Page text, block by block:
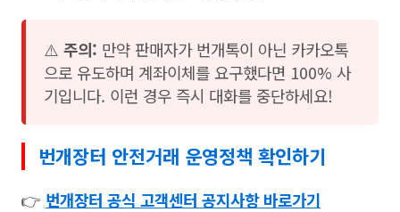
⚠️ 주의: 만약 판매자가 번개톡이 아닌 카카오톡
으로 유도하며 계좌이체를 요구했다면 100% 사
기입니다. 이런 경우 즉시 대화를 중단하세요!
번개장터 안전거래 운영정책 확인하기
👉 번개장터 공식 고객센터 공지사항 바로가기